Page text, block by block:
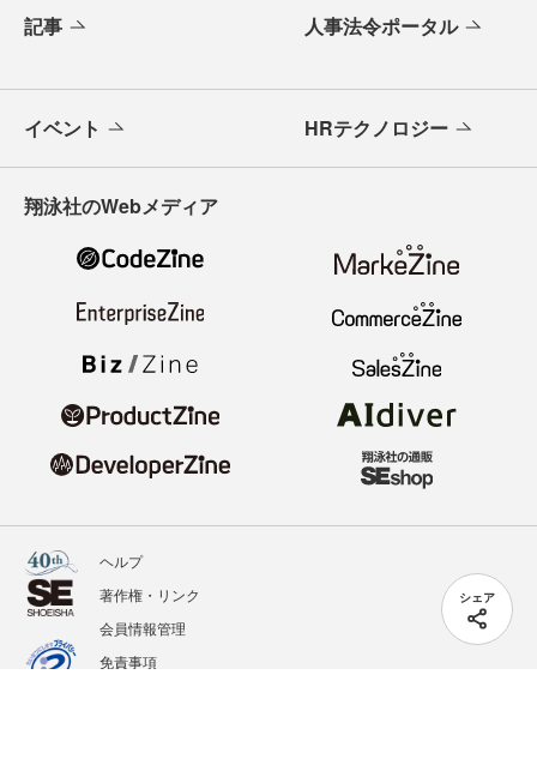
シェア
記事 人事法令ポータル
イベント HRテクノロジー
翔泳社のWebメディア
ヘルプ
著作権・リンク
会員情報管理
免責事項